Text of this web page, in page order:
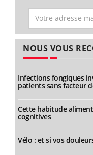
NOUS VOUS
Infections fongiques
patients sans facteur
Cette habitude
cognitives
Vélo : et si vos